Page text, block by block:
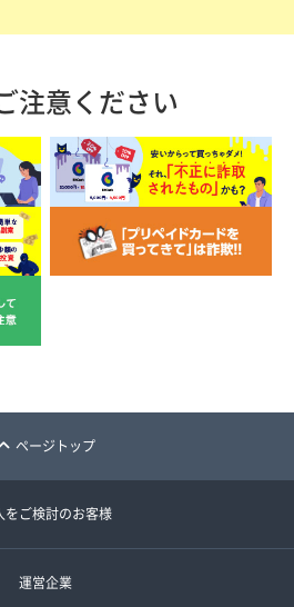
注意ください
ページトップ
をご検討のお客様
運営企業